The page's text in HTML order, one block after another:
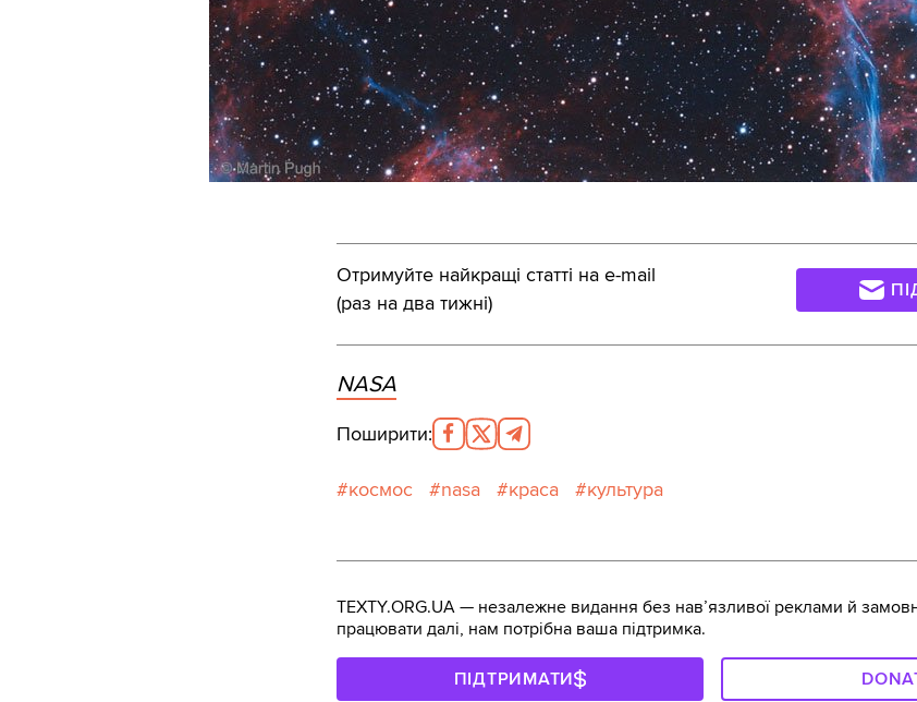
Отримуйте найкращі статті на e-mail
(раз на два тижні)
NASA
Поширити:
космос nasa краса культура
TEXTY.ORG.UA — незалежне видання без навʼязливої реклами й
працювати далі, нам потрібна ваша підтримка.
ПІДТРИМАТИ